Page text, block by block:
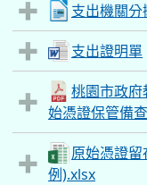
支出機關分
支出證明單
桃園市政
始憑證保管備
原始憑證
例).xlsx